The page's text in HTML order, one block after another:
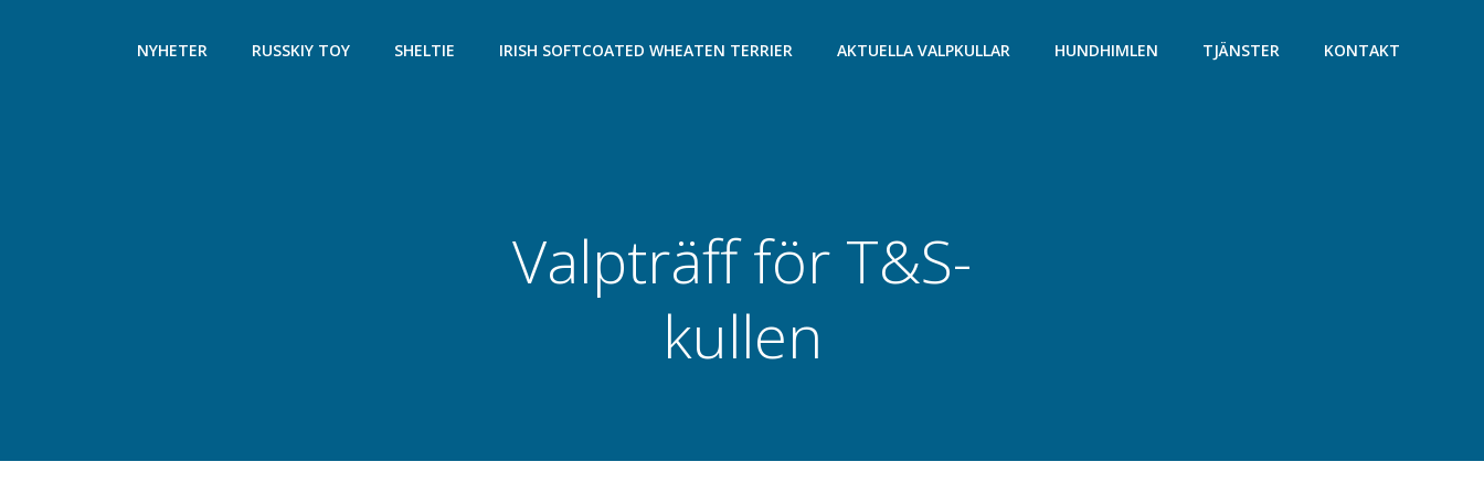
NYHETER RUSSKIY TOY SHELTIE IRISH SOFTCOATED WHEATEN TERRIER AKTUELLA VALPKULLAR HUNDHIMLEN TJÄNSTER KONTAKT
Valpträff för T&S-
kullen